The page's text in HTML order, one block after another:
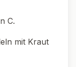
C.
mit Kraut